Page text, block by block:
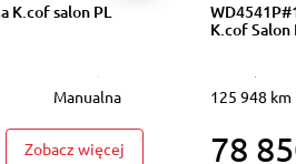
K.cof salon PL
Manualna
Zobacz więcej: PO7XT36#1.5 T-GDI M
K.cof Salon
125 948 km
78